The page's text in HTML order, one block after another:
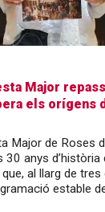
Major
els orígens
Major de Roses
anys d’història
al llarg de
estable